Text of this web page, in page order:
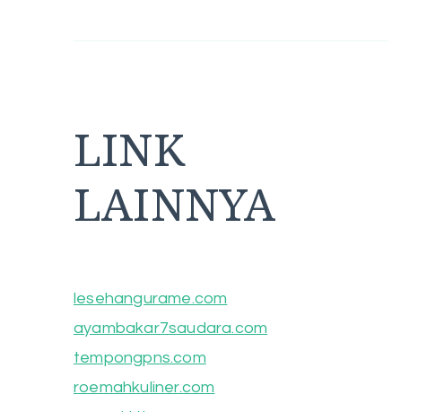
LINK
LAINNYA
lesehangurame.com
ayambakar7saudara.com
tempongpns.com
roemahkuliner.com